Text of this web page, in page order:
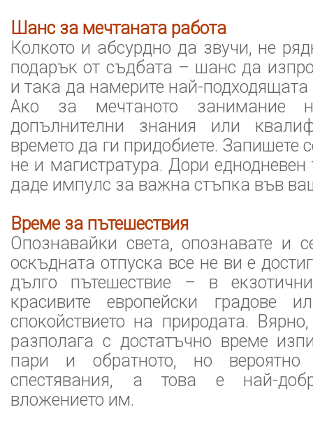
Шанс за мечтаната работа
Колкото и абсурдно да звучи, не
подарък от съдбата – шанс да
и така да намерите най-
Ако за мечтаното занимание
допълнителни знания или
времето да ги придобиете. Запишете
не и магистратура. Дори
даде импулс за важна стъпка във
Време за пътешествия
Опознавайки света, опознавате и
оскъдната отпуска все не ви е
дълго пътешествие – в
красивите европейски градове
спокойствието на природата.
разполага с достатъчно време
пари и обратното, но вероятно
спестявания, а това е най-
вложението им.